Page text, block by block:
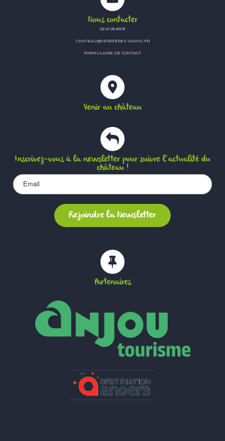
Nous contacter
02 41 05 89 31
CHATEAU@VERRIERES-ANJOU.FR
FORMULAIRE DE CONTACT
Venir au château
Inscrivez-vous à la newsletter pour suivre l’actualité du
château !
Partenaires